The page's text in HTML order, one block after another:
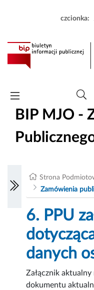
czcionka:
BIP MJO -
Strona
Zamówienia
6. PPU
danych
Załącznik
dokumentu